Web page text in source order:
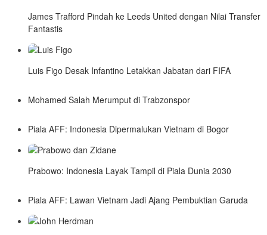
James Trafford Pindah ke Leeds United dengan Nilai Transfer
Fantastis
Luis Figo Desak Infantino Letakkan Jabatan dari FIFA
Mohamed Salah Merumput di Trabzonspor
Piala AFF: Indonesia Dipermalukan Vietnam di Bogor
Prabowo: Indonesia Layak Tampil di Piala Dunia 2030
Piala AFF: Lawan Vietnam Jadi Ajang Pembuktian Garuda